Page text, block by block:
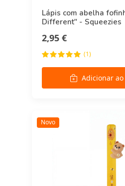
Lápis com abelha
Different" - Squeezies
2,95 €
(1)
Adicionar
Novo